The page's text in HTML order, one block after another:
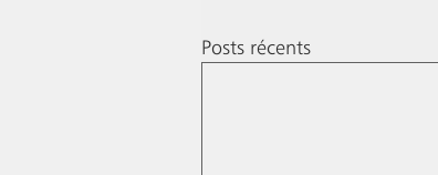
Posts récents